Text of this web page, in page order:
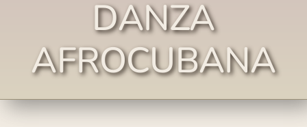
DANZA
AFROCUBANA